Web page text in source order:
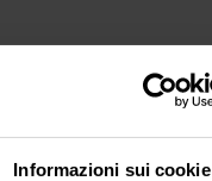
Informazioni sui cookie